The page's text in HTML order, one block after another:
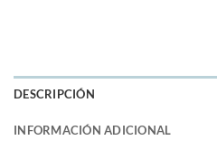
DESCRIPCIÓN
INFORMACIÓN ADICIONAL